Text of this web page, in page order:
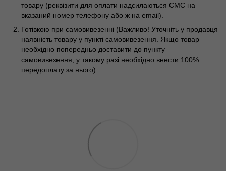
товару (реквізити для оплати надсилаються СМС на
вказаний номер телефону або ж на email).
Готівкою при самовивезенні (Важливо! Уточніть у продавця
наявність товару у пункті самовивезення. Якщо товар
необхідно попередньо доставити до пункту
самовивезення, у такому разі необхідно внести 100%
передоплату за нього).